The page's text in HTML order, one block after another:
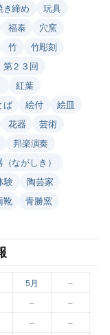
き締め
玩具
福泰
穴窯
竹
竹彫刻
第２３回
紅葉
ば 絵付
絵皿
花器
芸術
邦楽演奏
ながしき）
験
陶芸家
靴
青勝窯
5月
–
– –
–
–